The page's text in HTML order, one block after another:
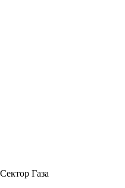
Газа